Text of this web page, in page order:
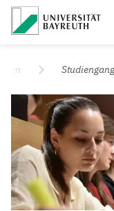
Universität